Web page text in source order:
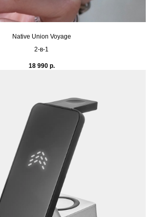
Native Union Voyage
2-в-1
18 990 р.